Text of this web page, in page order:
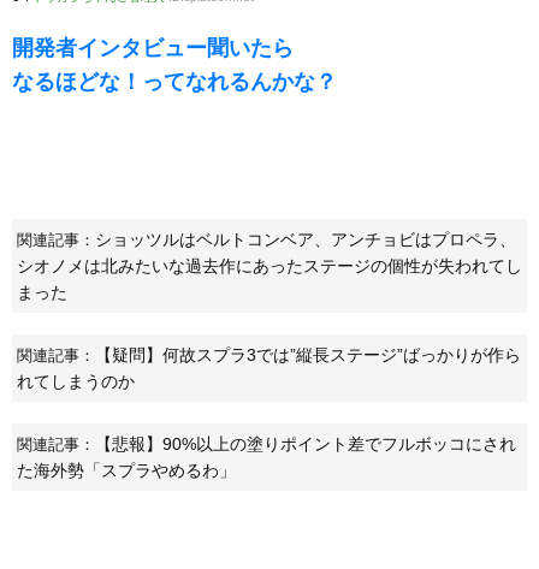
開発者インタビュー聞いたら
なるほどな！ってなれるんかな？
関連記事： ショッツルはベルトコンベア、アンチョビはプロペラ、
シオノメは北みたいな過去作にあったステージの個性が失われてし
まった
関連記事：
【疑問】何故スプラ3では”縦長ステージ”ばっかりが作ら
れてしまうのか
関連記事：
【悲報】90%以上の塗りポイント差でフルボッコにされ
た海外勢「スプラやめるわ」